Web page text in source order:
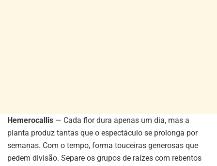
Hemerocallis — Cada flor dura apenas um dia, mas a
planta produz tantas que o espectáculo se prolonga por
semanas. Com o tempo, forma touceiras generosas que
pedem divisão. Separe os grupos de raízes com rebentos